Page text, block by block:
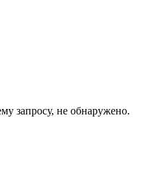
запросу, не обнаружено.